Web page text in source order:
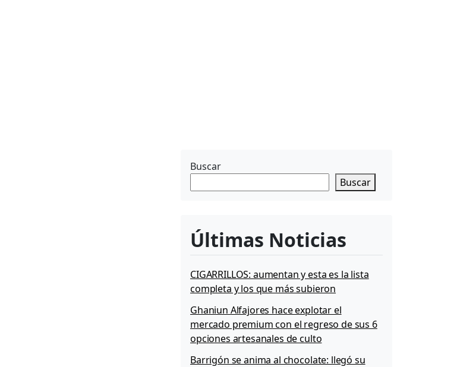
Buscar
Buscar
Últimas Noticias
CIGARRILLOS: aumentan y esta es la lista
completa y los que más subieron
Ghaniun Alfajores hace explotar el
mercado premium con el regreso de sus 6
opciones artesanales de culto
Barrigón se anima al chocolate: llegó su